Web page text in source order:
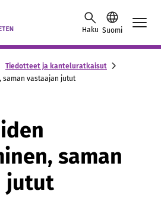
Haku Suomi
Tiedotteet ja kanteluratkaisut
saman vastaajan jutut
saman
jutut